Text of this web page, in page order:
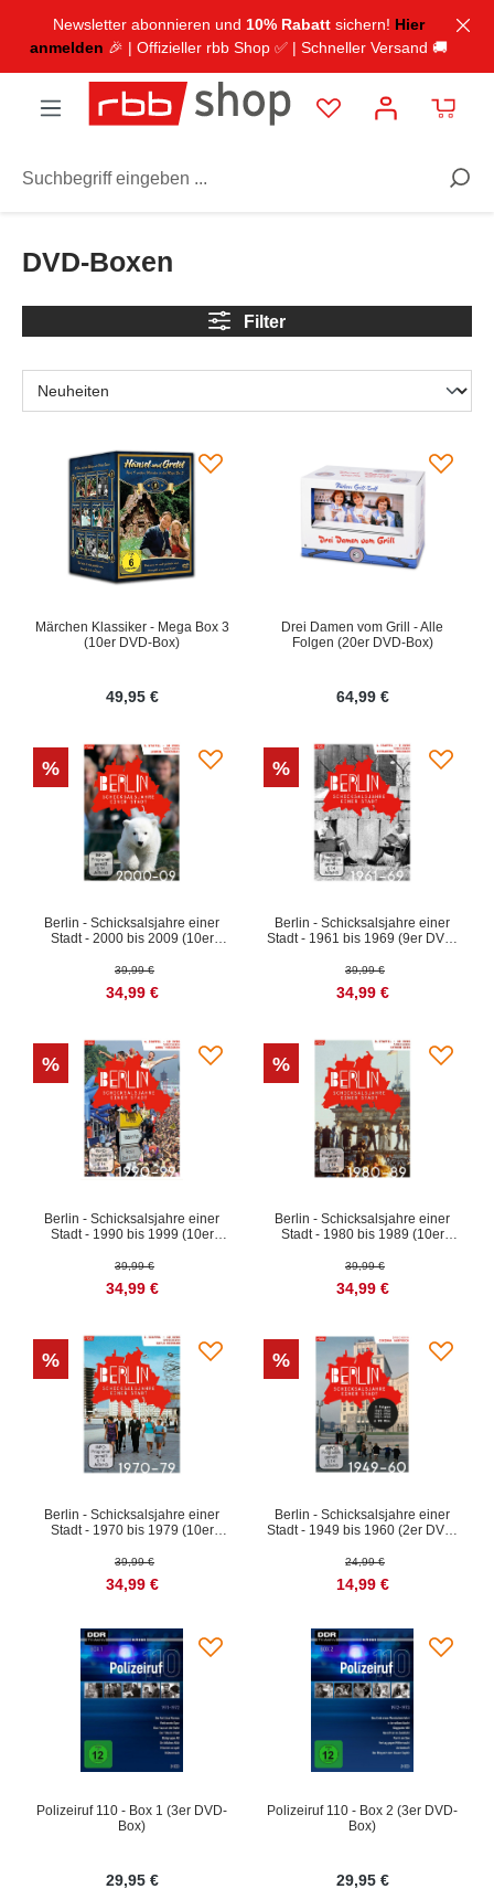
springen
Newsletter abonnieren und 10% Rabattsichern! Hier
anmelden 🎉 | Offizieller rbb Shop ✅ | Schneller Versand 🚚
DVD-Boxen
Filter
Märchen Klassiker - Mega Box 3
(10er DVD-Box)
49,95 €
Drei Damen vom Grill - Alle
Folgen (20er DVD-Box)
64,99 €
%
Berlin - Schicksalsjahre einer
Stadt - 2000 bis 2009 (10er
39,99 €
34,99 €
%
Berlin - Schicksalsjahre einer
Stadt - 1961 bis 1969 (9er DVD-
39,99 €
34,99 €
%
Berlin - Schicksalsjahre einer
Stadt - 1990 bis 1999 (10er
39,99 €
34,99 €
%
Berlin - Schicksalsjahre einer
Stadt - 1980 bis 1989 (10er
39,99 €
34,99 €
%
Berlin - Schicksalsjahre einer
Stadt - 1970 bis 1979 (10er
39,99 €
34,99 €
%
Berlin - Schicksalsjahre einer
Stadt - 1949 bis 1960 (2er DVD-
24,99 €
14,99 €
Polizeiruf 110 - Box 1 (3er DVD-
Box)
29,95 €
Polizeiruf 110 - Box 2 (3er DVD-
Box)
29,95 €